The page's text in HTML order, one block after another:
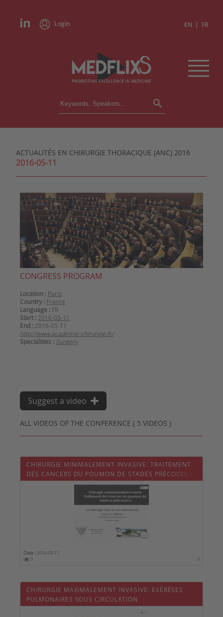
Login EN | FR
CONFERENCES
INSTITUTIONS
EXPERTS
PRESS REVIEWS
CONGRESSES IN BRIEF
ACTUALITÉS EN CHIRURGIE THORACIQUE (ANC) 2016
2016-05-11
CONGRESS PROGRAM
Location : Paris
Country : France
Language : FR
Start : 2016-05-11
End : 2016-05-11
http://www.academie-chirurgie.fr/
Specialities : Surgery
ALL VIDEOS OF THE CONFERENCE ( 5 VIDEOS )
Suggest a video
CHIRURGIE MINIMALEMENT INVASIVE: TRAITEMENT
DES CANCERS DU POUMON DE STADES PRÉCOCES :
LA CHIRURGIE FACE À SES CONCURRENTS.
Date : 2016-05-11
3
0
CHIRURGIE MAXIMALEMENT INVASIVE: EXÉRÈSES
PULMONAIRES SOUS CIRCULATION
EXTRACORPORELLE.